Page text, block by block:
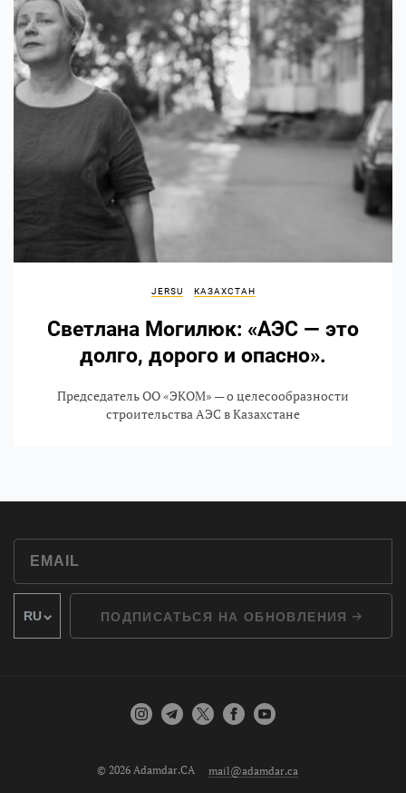
JERSU КАЗАХСТАН
Светлана Могилюк: «АЭС — это
долго, дорого и опасно».
Председатель ОО «ЭКОМ» — о целесообразности
строительства АЭС в Казахстане
ПОДПИСАТЬСЯ НА ОБНОВЛЕНИЯ
© 2026 Adamdar.CA mail@adamdar.ca